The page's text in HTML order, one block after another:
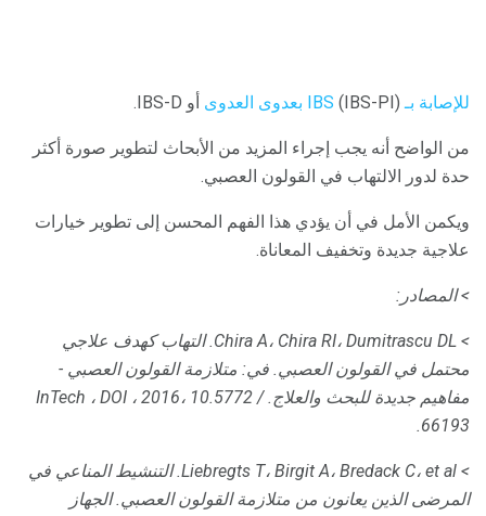
للإصابة بـ IBS (IBS-PI) بعدوى العدوى أو IBS-D.
من الواضح أنه يجب إجراء المزيد من الأبحاث لتطوير صورة أكثر
حدة لدور الالتهاب في القولون العصبي.
ويكمن الأمل في أن يؤدي هذا الفهم المحسن إلى تطوير خيارات
علاجية جديدة وتخفيف المعاناة.
> المصادر:
> Chira A، Chira RI، Dumitrascu DL.
التهاب كهدف علاجي
محتمل في القولون العصبي. في: متلازمة القولون العصبي -
مفاهيم جديدة للبحث والعلاج.
InTech ، DOI ، 2016، 10.5772 /
66193.
> Liebregts T، Birgit A، Bredack C، et al.
التنشيط المناعي في
المرضى الذين يعانون من متلازمة القولون العصبي. الجهاز